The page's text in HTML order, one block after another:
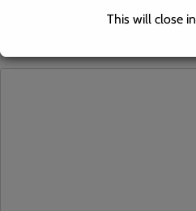
Comment
This will close in